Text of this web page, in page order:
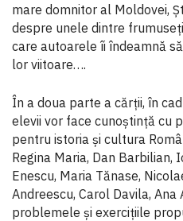
mare domnitor al Moldovei,
despre unele dintre
care autoarele îi îndeamnă
lor viitoare….
În a doua parte a cărții, în
elevii vor face cunoștință cu
pentru istoria și cultura
Regina Maria, Dan Barbilian,
Enescu, Maria Tănase,
Andreescu, Carol Davila, Ana
problemele și exercițiile